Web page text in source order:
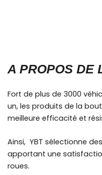
A PROPOS DE
Fort de plus de 3000
un, les produits de la
meilleure efficacité et
Ainsi, YBT sélectionne
apportant une
roues.